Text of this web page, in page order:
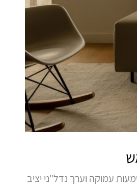
עמוקה וערך נדל"ני יציב